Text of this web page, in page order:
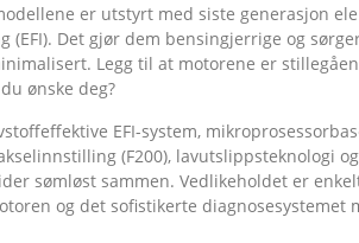
er utstyrt med siste generasjon
(EFI). Det gjør dem bensingjerrige og
Legg til at motorene er
ønske deg?
EFI-system,
(F200), lavutslippsteknologi
sømløst sammen. Vedlikeholdet er
og det sofistikerte diagnosesystemet